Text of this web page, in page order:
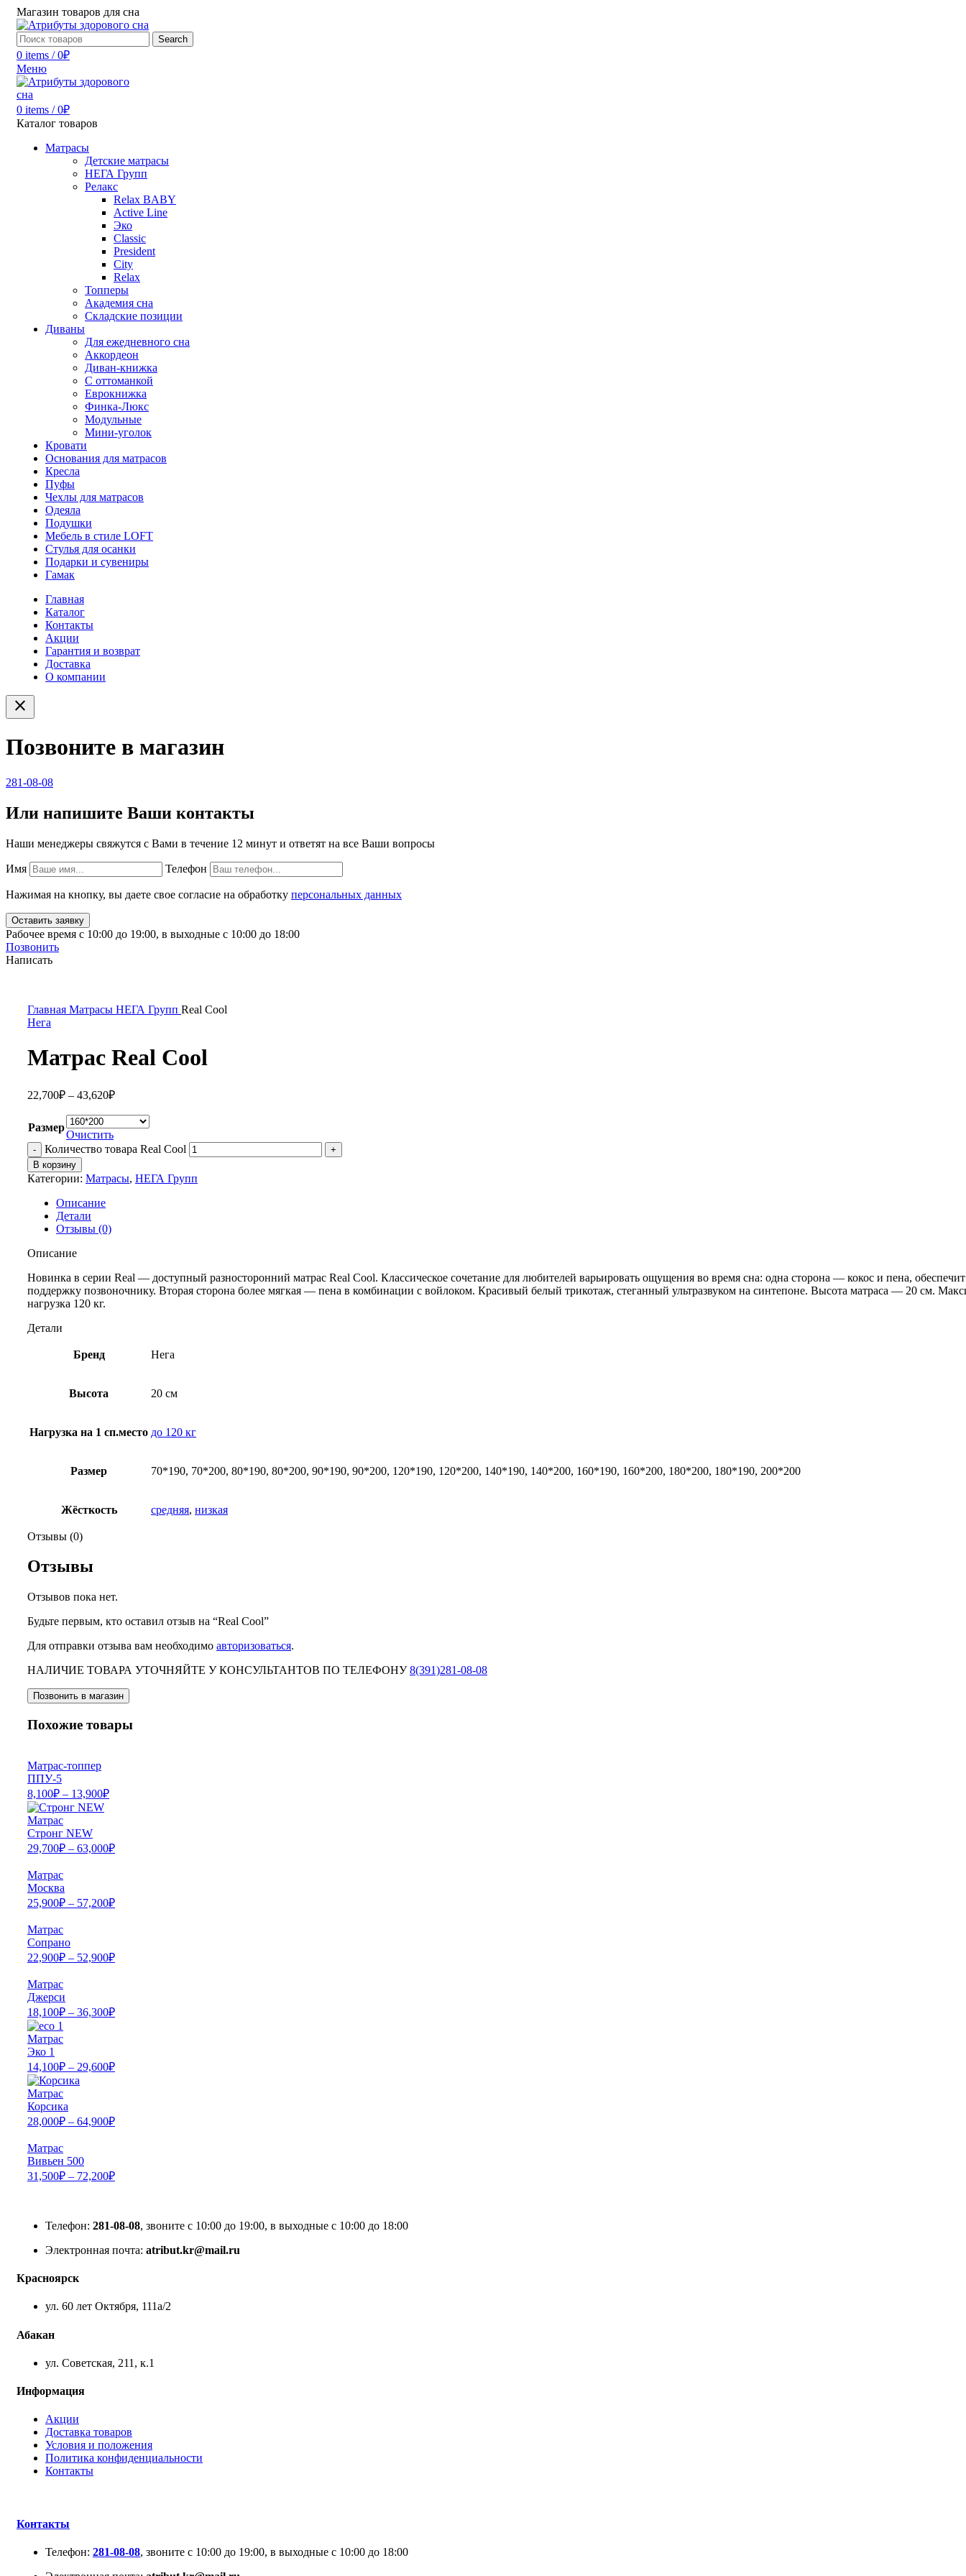
Магазин товаров для сна
Search
0 items / 0₽
Меню
0 items / 0₽
Каталог товаров
Матрасы
Детские матрасы
НЕГА Групп
Релакс
Relax BABY
Active Line
Эко
Classic
President
City
Relax
Топперы
Академия сна
Складские позиции
Диваны
Для ежедневного сна
Аккордеон
Диван-книжка
С оттоманкой
Еврокнижка
Финка-Люкс
Модульные
Мини-уголок
Кровати
Основания для матрасов
Кресла
Пуфы
Чехлы для матрасов
Одеяла
Подушки
Мебель в стиле LOFT
Стулья для осанки
Подарки и сувениры
Гамак
Главная
Каталог
Контакты
Акции
Гарантия и возврат
Доставка
О компании
close
Позвоните в магазин
281-08-08
Или напишите Ваши контакты
Наши менеджеры свяжутся с Вами в течение 12 минут и ответят на все Ваши вопросы
Имя Телефон
Нажимая на кнопку, вы даете свое согласие на обработку персональных данных
Рабочее время с 10:00 до 19:00, в выходные с 10:00 до 18:00
Позвонить
Написать
Главная Матрасы НЕГА Групп Real Cool
Нега
Матрас Real Cool
22,700₽ – 43,620₽
Размер
Очистить
Количество товара Real Cool
В корзину
Категории: Матрасы, НЕГА Групп
Описание
Детали
Отзывы (0)
Описание
Новинка в серии Real — доступный разносторонний матрас Real Cool. Классическое сочетание для любителей варьировать ощущения во время сна: одна сторона — кокос и пена,
поддержку позвоночнику. Вторая сторона более мягкая — пена в комбинации с войлоком. Красивый белый трикотаж, стеганный ультразвуком на синтепоне. Высота матраса — 20 см.
нагрузка 120 кг.
Детали
Бренд Нега
Высота 20 см
Нагрузка на 1 сп.место до 120 кг
Размер 70*190, 70*200, 80*190, 80*200, 90*190, 90*200, 120*190, 120*200, 140*190, 140*200, 160*190, 160*200, 180*200, 180*190, 200*200
Жёсткость средняя, низкая
Отзывы (0)
Отзывы
Отзывов пока нет.
Будьте первым, кто оставил отзыв на “Real Cool”
Для отправки отзыва вам необходимо авторизоваться.
НАЛИЧИЕ ТОВАРА УТОЧНЯЙТЕ У КОНСУЛЬТАНТОВ ПО ТЕЛЕФОНУ8(391)281-08-08
Позвонить в магазин
Похожие товары
Матрас-топпер
ППУ-5
8,100₽ – 13,900₽
Матрас
Стронг NEW
29,700₽ – 63,000₽
Матрас
Москва
25,900₽ – 57,200₽
Матрас
Сопрано
22,900₽ – 52,900₽
Матрас
Джерси
18,100₽ – 36,300₽
Матрас
Эко 1
14,100₽ – 29,600₽
Матрас
Корсика
28,000₽ – 64,900₽
Матрас
Вивьен 500
31,500₽ – 72,200₽
Телефон: 281-08-08, звоните с 10:00 до 19:00, в выходные с 10:00 до 18:00
Электронная почта: atribut.kr@mail.ru
Красноярск
ул. 60 лет Октября, 111а/2
Абакан
ул. Советская, 211, к.1
Информация
Акции
Доставка товаров
Условия и положения
Политика конфиденциальности
Контакты
Контакты
Телефон: 281-08-08, звоните с 10:00 до 19:00, в выходные с 10:00 до 18:00